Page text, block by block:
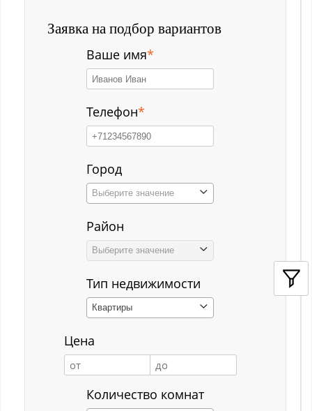
Карагайлинский
Красная Орловка
Красная Орловка с
Заявка на подбор вариантов
Ваше имя*
Телефон*
Город
Выберите значение
Район
Выберите значение
Тип недвижимости
Квартиры
Цена
Количество комнат